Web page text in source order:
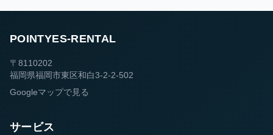
POINTYES-RENTAL
〒8110202
福岡県福岡市東区和白3-2-2-502
Googleマップで見る
サービス